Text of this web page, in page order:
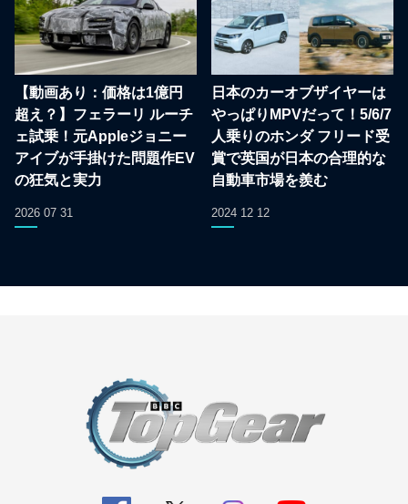
【動画あり：価格は1億円
超え？】フェラーリ ルーチ
ェ試乗！元Appleジョニー
アイブが手掛けた問題作EV
の狂気と実力
2026 07 31
日本のカーオブザイヤーは
やっぱりMPVだって！5/6/7
人乗りのホンダ フリード受
賞で英国が日本の合理的な
自動車市場を羨む
2024 12 12